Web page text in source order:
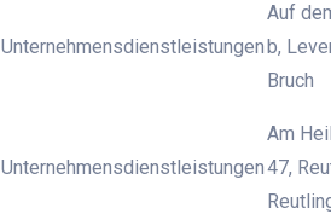
Unternehmensdienstleistungen
Auf
b,
Bruch
Unternehmensdienstleistungen
Am
47,